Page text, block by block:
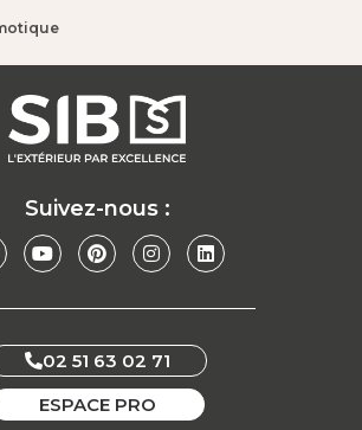
Suivez-nous :
02 51 63 02 71
ESPACE PRO